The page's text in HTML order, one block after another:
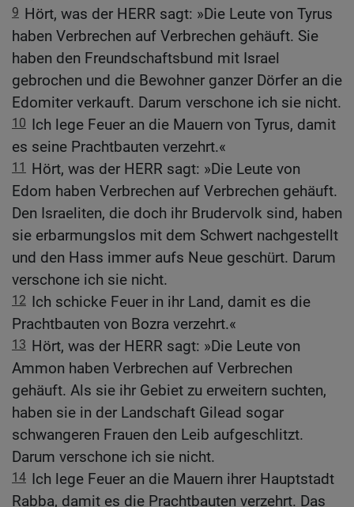
9 Hört, was der HERR sagt: »Die Leute von Tyrus
haben Verbrechen auf Verbrechen gehäuft. Sie
haben den Freundschaftsbund mit Israel
gebrochen und die Bewohner ganzer Dörfer an die
Edomiter verkauft. Darum verschone ich sie nicht.
10 Ich lege Feuer an die Mauern von Tyrus, damit
es seine Prachtbauten verzehrt.«
11
Hört, was der HERR sagt: »Die Leute von
Edom haben Verbrechen auf Verbrechen gehäuft.
Den Israeliten, die doch ihr Brudervolk sind, haben
sie erbarmungslos mit dem Schwert nachgestellt
und den Hass immer aufs Neue geschürt. Darum
verschone ich sie nicht.
12 Ich schicke Feuer in ihr Land, damit es die
Prachtbauten von Bozra verzehrt.«
13 Hört, was der HERR sagt: »Die Leute von
Ammon haben Verbrechen auf Verbrechen
gehäuft. Als sie ihr Gebiet zu erweitern suchten,
haben sie in der Landschaft Gilead sogar
schwangeren Frauen den Leib aufgeschlitzt.
Darum verschone ich sie nicht.
14 Ich lege Feuer an die Mauern ihrer Hauptstadt
Rabba, damit es die Prachtbauten verzehrt. Das